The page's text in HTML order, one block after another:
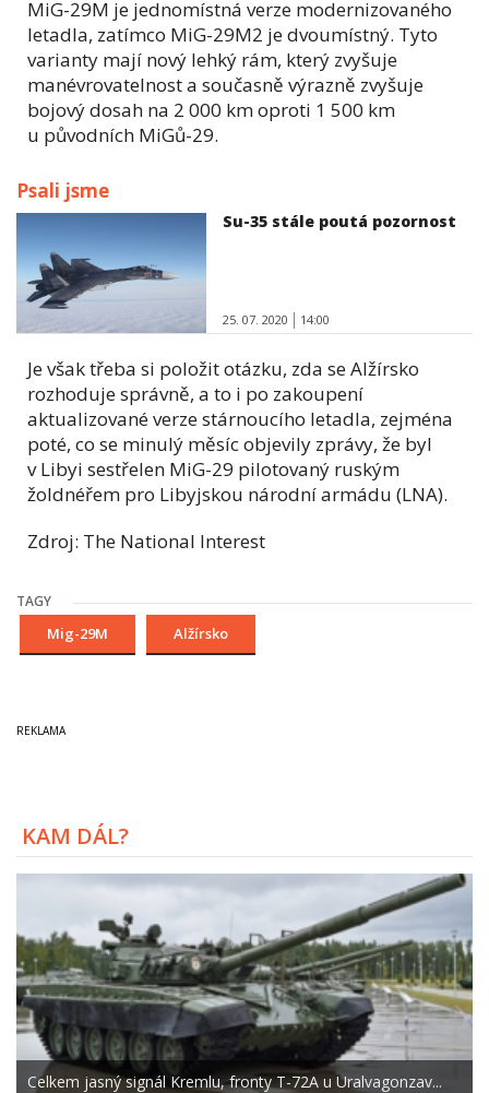
MiG-29M je jednomístná verze modernizovaného
letadla, zatímco MiG-29M2 je dvoumístný. Tyto
varianty mají nový lehký rám, který zvyšuje
manévrovatelnost a současně výrazně zvyšuje
bojový dosah na 2 000 km oproti 1 500 km
u původních MiGů-29.
Psali jsme
Su-35 stále poutá pozornost
25. 07. 2020 14:00
Je však třeba si položit otázku, zda se Alžírsko
rozhoduje správně, a to i po zakoupení
aktualizované verze stárnoucího letadla, zejména
poté, co se minulý měsíc objevily zprávy, že byl
v Libyi sestřelen MiG-29 pilotovaný ruským
žoldnéřem pro Libyjskou národní armádu (LNA).
Zdroj: The National Interest
TAGY
Mig-29M Alžírsko
KAM DÁL?
Celkem jasný signál Kremlu, fronty T-72A u Uralvagonzav...